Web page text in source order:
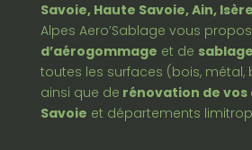
Savoie, Haute Savoie, Ain,
Alpes Aero’Sablage vous
d’aérogommage et de
toutes les surfaces (bois, métal,
ainsi que de rénovation de vos
Savoie et départements